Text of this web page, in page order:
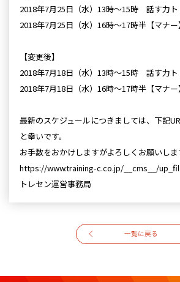
2018年7月25日（水）13時～15時 話す力
2018年7月25日（水）16時～17時半【マナ
【変更後】
2018年7月18日（水）13時～15時 話す力
2018年7月18日（水）16時～17時半【マナ
最新のスケジュールにつきましては、下記
と幸いです。
お手数をおかけしますがよろしくお願いしま
https://www.training-c.co.jp/__cms__/
トレセン運営事務局
一覧に戻る